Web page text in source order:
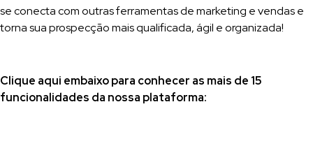
se conecta com outras ferramentas de marketing e vendas e
torna sua prospecção mais qualificada, ágil e organizada!
Clique aqui embaixo para conhecer as mais de 15
funcionalidades da nossa plataforma: